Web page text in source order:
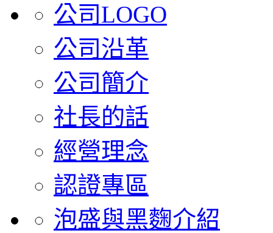
公司LOGO
公司沿革
公司簡介
社長的話
經營理念
認證專區
泡盛與黑麴介紹